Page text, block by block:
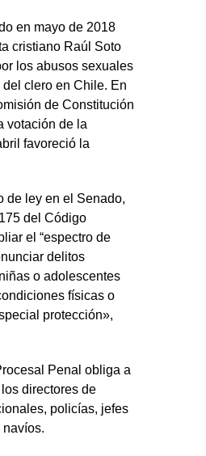
en mayo de 2018
cristiano Raúl Soto
los abusos sexuales
clero en Chile. En
de Constitución
votación de la
favoreció la
de ley en el Senado,
del Código
el “espectro de
delitos
o adolescentes
físicas o
protección»,
Penal obliga a
directores de
policías, jefes
navíos.